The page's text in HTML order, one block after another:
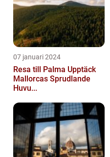
07 januari 2024
Resa till Palma Upptäck
Mallorcas Sprudlande
Huvu...